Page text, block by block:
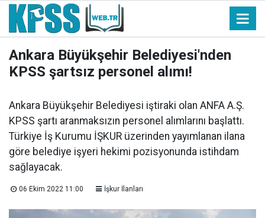
Ankara Büyükşehir Belediyesi'nden
KPSS şartsız personel alımı!
Ankara Büyükşehir Belediyesi iştiraki olan ANFA A.Ş.
KPSS şartı aranmaksızın personel alımlarını başlattı.
Türkiye İş Kurumu İŞKUR üzerinden yayımlanan ilana
göre belediye işyeri hekimi pozisyonunda istihdam
sağlayacak.
06 Ekim 2022 11:00 İşkur İlanları